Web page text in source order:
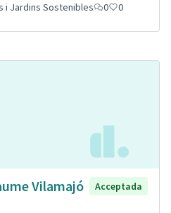
i Jardins Sostenibles 0 0
Vilamajó
Acceptada